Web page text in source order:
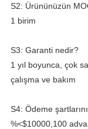
S2: Ürününüzün
1 birim
S3: Garanti nedir?
1 yıl boyunca, çok
çalışma ve bakım
S4: Ödeme
%<$10000,100